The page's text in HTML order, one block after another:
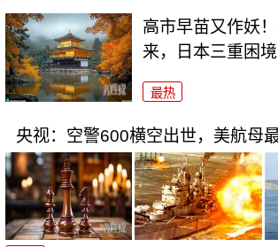
高市早苗又作妖
来，日本三重困境
最热
央视：空警600横空出世，美航母